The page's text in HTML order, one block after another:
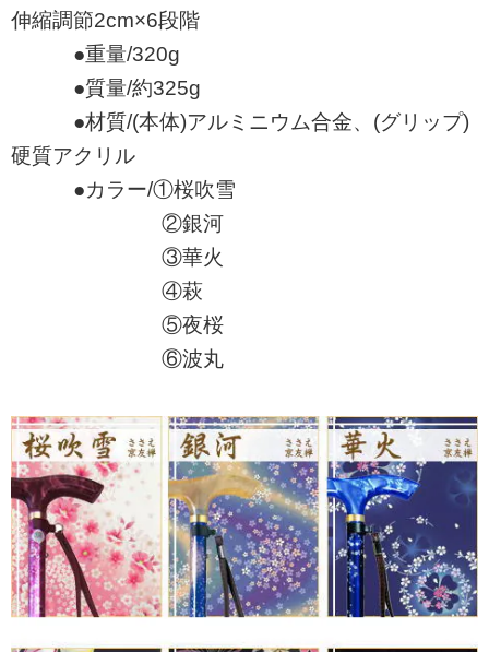
伸縮調節2cm×6段階
●重量/320g
●質量/約325g
●材質/(本体)アルミニウム合金、(グリップ)
硬質アクリル
●カラー/①桜吹雪
②銀河
③華火
④萩
⑤夜桜
⑥波丸